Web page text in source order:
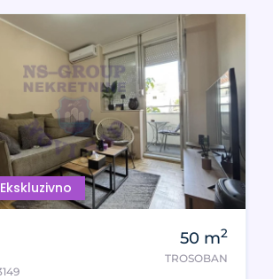
Ekskluzivno
50 m2
TROSOBAN